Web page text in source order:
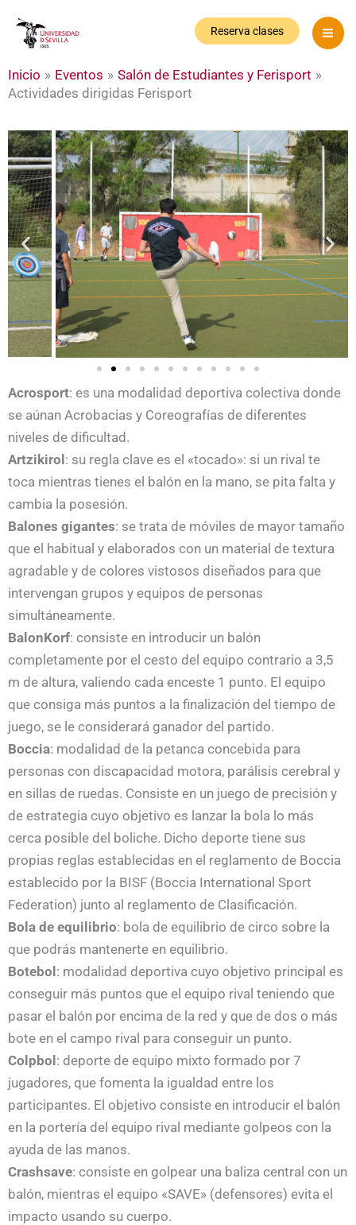
Reserva clases
Inicio Eventos
Salón de Estudiantes y Ferisport
Actividades dirigidas Ferisport
Acrosport: es una modalidad deportiva colectiva donde
se aúnan Acrobacias y Coreografías de diferentes
niveles de dificultad.
Artzikirol: su regla clave es el «tocado»: si un rival te
toca mientras tienes el balón en la mano, se pita falta y
cambia la posesión.
Balones gigantes: se trata de móviles de mayor tamaño
que el habitual y elaborados con un material de textura
agradable y de colores vistosos diseñados para que
intervengan grupos y equipos de personas
simultáneamente.
BalonKorf: consiste en introducir un balón
completamente por el cesto del equipo contrario a 3,5
m de altura, valiendo cada enceste 1 punto. El equipo
que consiga más puntos a la finalización del tiempo de
juego, se le considerará ganador del partido.
Boccia: modalidad de la petanca concebida para
personas con discapacidad motora, parálisis cerebral y
en sillas de ruedas. Consiste en un juego de precisión y
de estrategia cuyo objetivo es lanzar la bola lo más
cerca posible del boliche. Dicho deporte tiene sus
propias reglas establecidas en el reglamento de Boccia
establecido por la BISF (Boccia International Sport
Federation) junto al reglamento de Clasificación.
Bola de equilibrio: bola de equilibrio de circo sobre la
que podrás mantenerte en equilibrio.
Botebol: modalidad deportiva cuyo objetivo principal es
conseguir más puntos que el equipo rival teniendo que
pasar el balón por encima de la red y que de dos o más
bote en el campo rival para conseguir un punto.
Colpbol: deporte de equipo mixto formado por 7
jugadores, que fomenta la igualdad entre los
participantes. El objetivo consiste en introducir el balón
en la portería del equipo rival mediante golpeos con la
ayuda de las manos.
Crashsave: consiste en golpear una baliza central con un
balón, mientras el equipo «SAVE» (defensores) evita el
impacto usando su cuerpo.